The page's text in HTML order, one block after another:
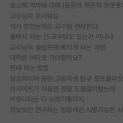
교수님이 무서워요
석사 받았는데도 교수랑 연락한다.
물박사 되는 건 교수탓도 있는거 아니냐
교수님이 슬럼프에 빠지게 되는 과정
대학원 어디로 가야할까요?
편애 하는 방법
알츠하이머 관련 고등학생 탐구 포트폴리오
이사이트가 처음엔 정말 도움많이됐는데
커뮤니티는 다 쓰레기통이지